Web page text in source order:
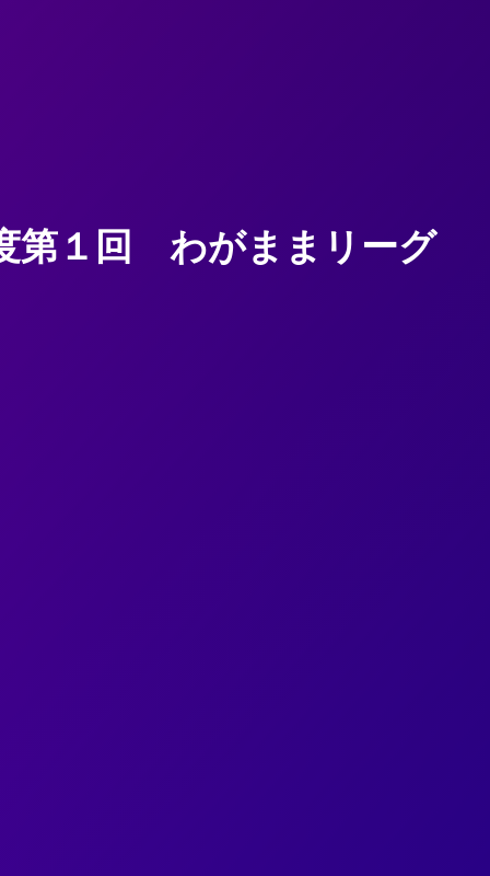
第１回 わがままリーグ